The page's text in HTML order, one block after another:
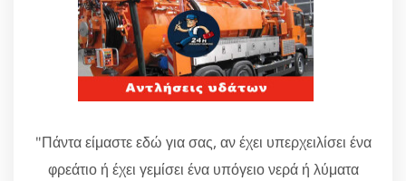
"Πάντα είμαστε εδώ για σας, αν έχει υπερχειλίσει ένα
φρεάτιο ή έχει γεμίσει ένα υπόγειο νερά ή λύματα